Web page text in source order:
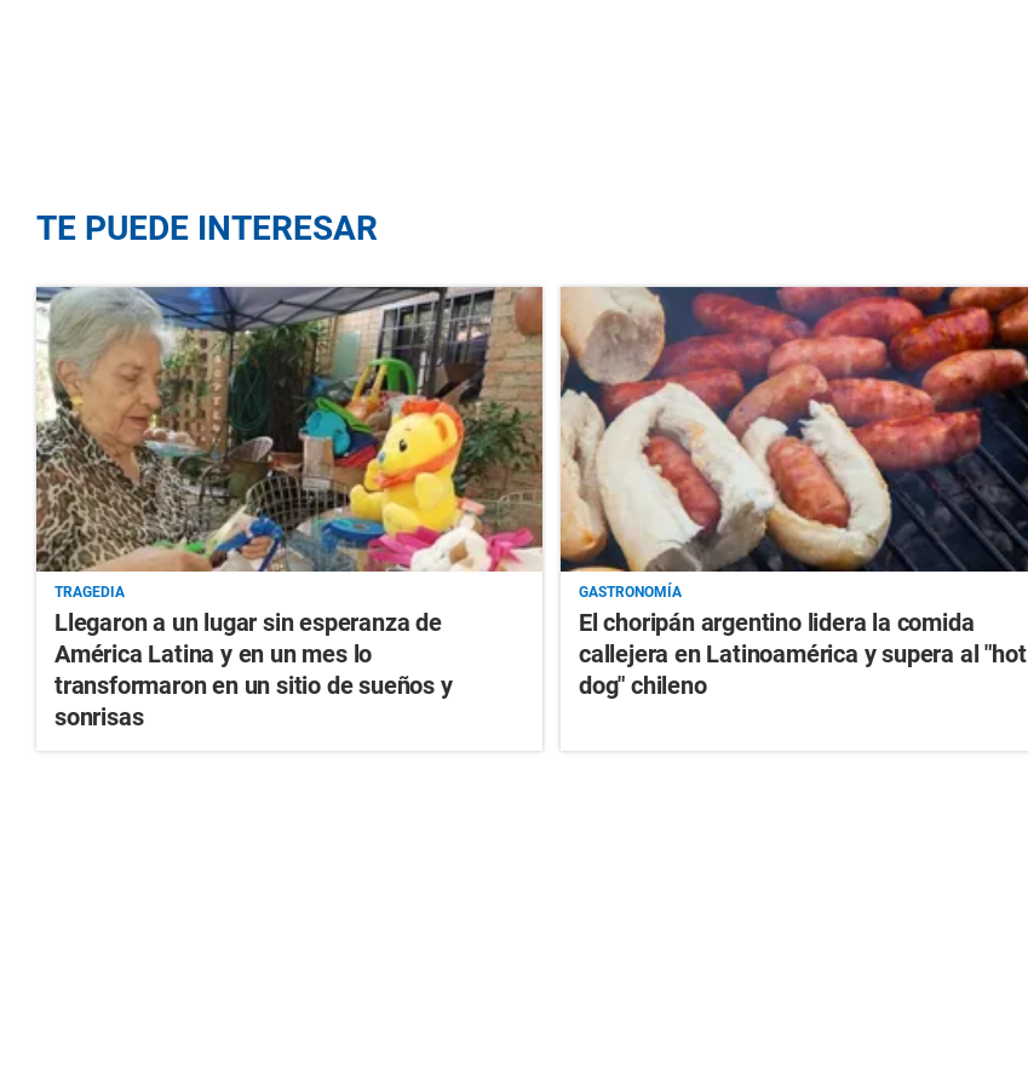
TE PUEDE INTERESAR
TRAGEDIA
Llegaron a un lugar sin esperanza de
América Latina y en un mes lo
transformaron en un sitio de sueños y
sonrisas
GASTRONOMÍA
El choripán argentino lidera la comida
callejera en Latinoamérica y supera al "hot
dog" chileno